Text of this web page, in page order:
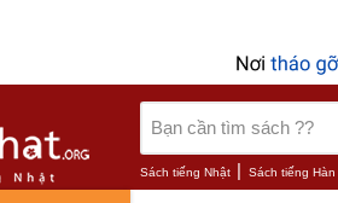
Sách tiếng Nhật | Sách tiếng Hàn